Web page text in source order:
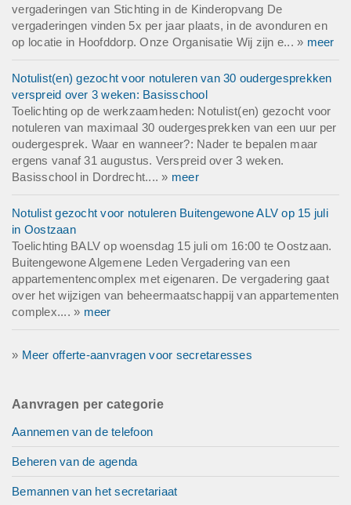
vergaderingen van Stichting in de Kinderopvang De
vergaderingen vinden 5x per jaar plaats, in de avonduren en
op locatie in Hoofddorp. Onze Organisatie Wij zijn e... » meer
Notulist(en) gezocht voor notuleren van 30 oudergesprekken
verspreid over 3 weken: Basisschool
Toelichting op de werkzaamheden: Notulist(en) gezocht voor
notuleren van maximaal 30 oudergesprekken van een uur per
oudergesprek. Waar en wanneer?: Nader te bepalen maar
ergens vanaf 31 augustus. Verspreid over 3 weken.
Basisschool in Dordrecht.... » meer
Notulist gezocht voor notuleren Buitengewone ALV op 15 juli
in Oostzaan
Toelichting BALV op woensdag 15 juli om 16:00 te Oostzaan.
Buitengewone Algemene Leden Vergadering van een
appartementencomplex met eigenaren. De vergadering gaat
over het wijzigen van beheermaatschappij van appartementen
complex.... » meer
» Meer offerte-aanvragen voor secretaresses
Aanvragen per categorie
Aannemen van de telefoon
Beheren van de agenda
Bemannen van het secretariaat